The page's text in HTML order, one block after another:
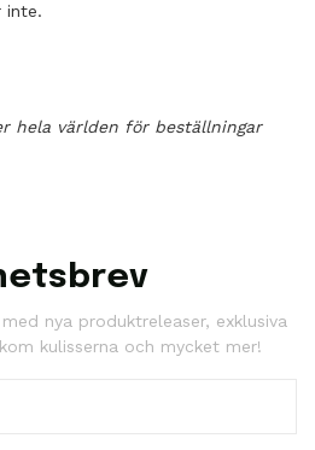
inte.
hela världen för beställningar
nya produktreleaser, exklusiva
kulisserna och mycket mer!